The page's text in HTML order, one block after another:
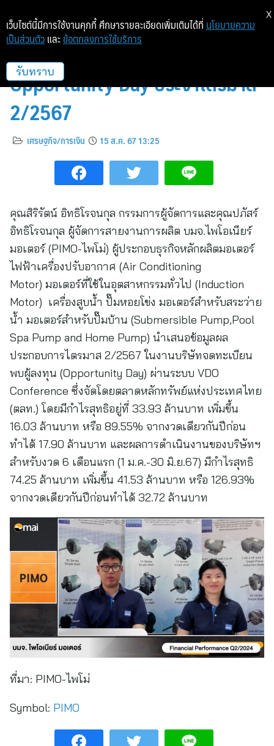
PIMO-ไพโม่ ร่วมงาน
Opportunity Day ประจำไตรมาส
2/2567
เศรษฐกิจ/การเงิน 15 ส.ค. 67 13:25
คุณสิริรัตน์ อิทธิโรจนกุล กรรมการผู้จัดการและคุณปภัสร์
อิทธิโรจนกุล ผู้จัดการสายงานการผลิต บมจ.ไพโอเนียร์
มอเตอร์ (PIMO-ไพโม่) ผู้ประกอบธุรกิจหลักผลิตมอเตอร์
ไฟฟ้าเครื่องปรับอากาศ (Air Conditioning
Motor) มอเตอร์ที่ใช้ในอุตสาหกรรมทั่วไป (Induction
Motor) เครื่องสูบน้ำ ปั๊มหอยโข่ง มอเตอร์สำหรับสระว่าย
น้ำ มอเตอร์สำหรับปั๊มบ้าน (Submersible Pump,Pool
Spa Pump and Home Pump) นำเสนอข้อมูลผล
ประกอบการไตรมาส 2/2567 ในงานบริษัทจดทะเบียน
พบผู้ลงทุน (Opportunity Day) ผ่านระบบ VDO
Conference ซึ่งจัดโดยตลาดหลักทรัพย์แห่งประเทศไทย
(ตลท.) โดยมีกำไรสุทธิอยู่ที่ 33.93 ล้านบาท เพิ่มขึ้น
16.03 ล้านบาท หรือ 89.55% จากงวดเดียวกันปีก่อน
ทำได้ 17.90 ล้านบาท และผลการดำเนินงานของบริษัทฯ
สำหรับงวด 6 เดือนแรก (1 ม.ค.-30 มิ.ย.67) มีกำไรสุทธิ
74.25 ล้านบาท เพิ่มขึ้น 41.53 ล้านบาท หรือ 126.93%
จากงวดเดียวกันปีก่อนทำได้ 32.72 ล้านบาท
ที่มา: PIMO-ไพโม่
Symbol: PIMO
เว็บไซต์นี้มีการใช้งานคุกกี้ ศึกษารายละเอียดเพิ่มเติมได้ที่ นโยบายความ
เป็นส่วนตัว และ ข้อตกลงการใช้บริการ
รับทราบ
X